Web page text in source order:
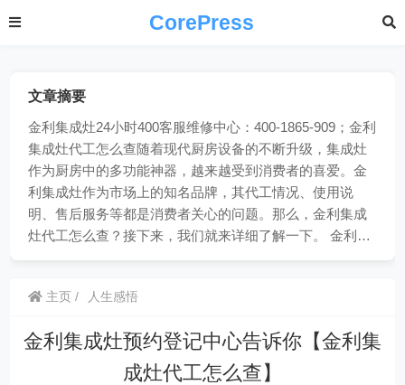
CorePress
文章摘要
金利集成灶24小时400客服维修中心：400-1865-909；金利
集成灶代工怎么查随着现代厨房设备的不断升级，集成灶
作为厨房中的多功能神器，越来越受到消费者的喜爱。金
利集成灶作为市场上的知名品牌，其代工情况、使用说
明、售后服务等都是消费者关心的问题。那么，金利集成
灶代工怎么查？接下来，我们就来详细了解一下。 金利…
主页 人生感悟
金利集成灶预约登记中心告诉你【金利集
成灶代工怎么查】